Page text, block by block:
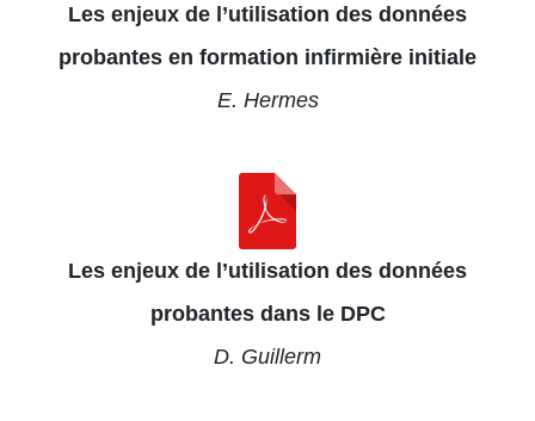
Les enjeux de l’utilisation des données
probantes en formation infirmière initiale
E. Hermes
Les enjeux de l’utilisation des données
probantes dans le DPC
D. Guillerm